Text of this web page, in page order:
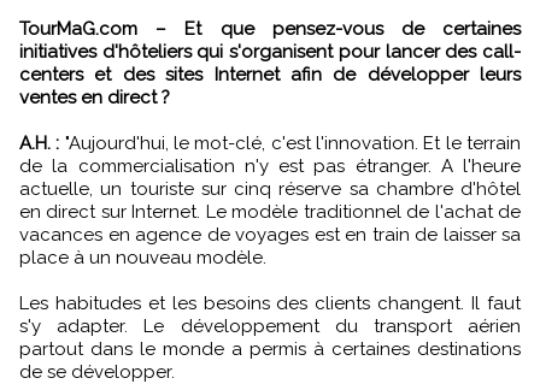
TourMaG.com – Et que pensez-vous de certaines
initiatives d'hôteliers qui s'organisent pour lancer des call-
centers et des sites Internet afin de développer leurs
ventes en direct ?
A.H. : "Aujourd'hui, le mot-clé, c'est l'innovation. Et le terrain
de la commercialisation n'y est pas étranger. A l'heure
actuelle, un touriste sur cinq réserve sa chambre d'hôtel
en direct sur Internet. Le modèle traditionnel de l'achat de
vacances en agence de voyages est en train de laisser sa
place à un nouveau modèle.
Les habitudes et les besoins des clients changent. Il faut
s'y adapter. Le développement du transport aérien
partout dans le monde a permis à certaines destinations
de se développer.